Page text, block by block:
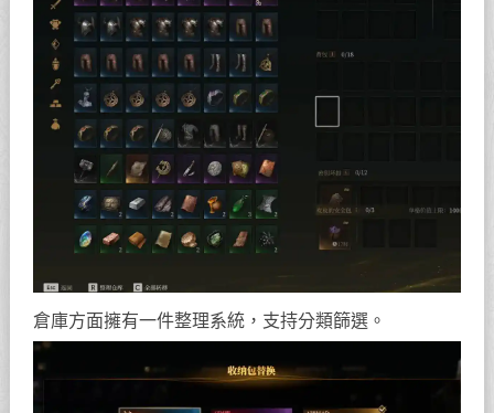
倉庫方面擁有一件整理系統，支持分類篩選。